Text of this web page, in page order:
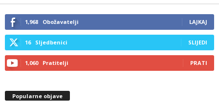
email…
1,968 Obožavatelji LAJKAJ
16 Sljedbenici SLIJEDI
1,060 Pratitelji PRATI
Popularne objave